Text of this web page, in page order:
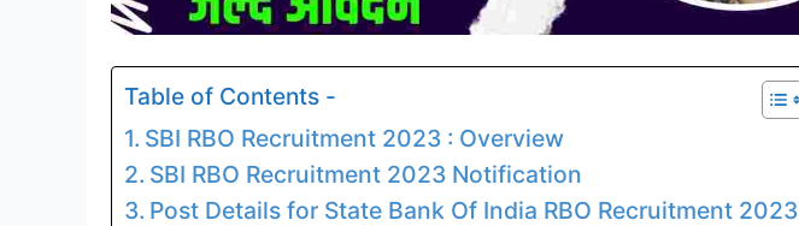
Table of Contents -
SBI RBO Recruitment 2023 : Overview
SBI RBO Recruitment 2023 Notification
Post Details for State Bank Of India RBO Recruitment 2023